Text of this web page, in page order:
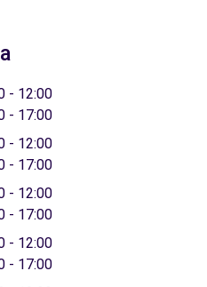
- 12:00
- 17:00
- 12:00
- 17:00
- 12:00
- 17:00
- 12:00
- 17:00